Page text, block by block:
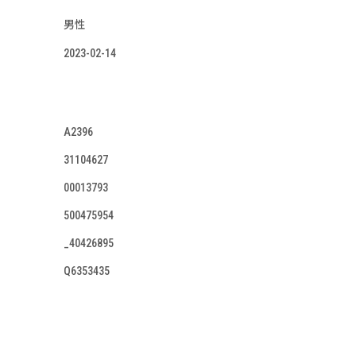
男性
2023-02-14
A2396
31104627
00013793
500475954
_40426895
Q6353435